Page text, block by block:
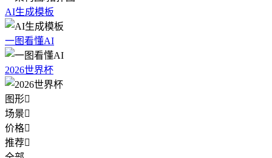
AI生成模板
一图看懂AI
2026世界杯
图形
场景
价格
推荐